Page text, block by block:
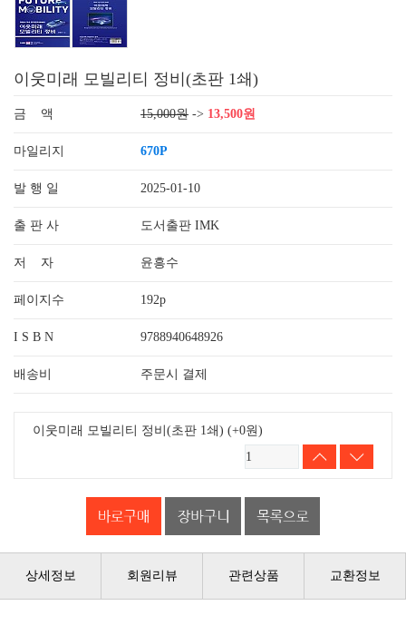
이웃미래 모빌리티 정비(초판 1쇄)
금 액 15,000원 -> 13,500원
마일리지 670P
발 행 일 2025-01-10
출 판 사 도서출판 IMK
저 자 윤흥수
페이지수 192p
I S B N 9788940648926
배송비 주문시 결제
이웃미래 모빌리티 정비(초판 1쇄) (+0원)
상세정보 회원리뷰 관련상품 교환정보